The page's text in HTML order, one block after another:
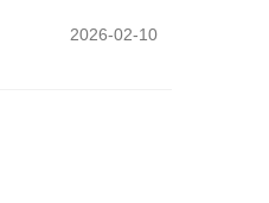
2026-02-10